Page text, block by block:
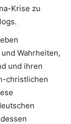
Krise zu
Wahrheiten,
und ihren
christlichen